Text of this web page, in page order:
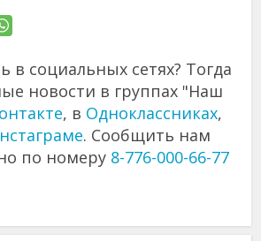
в социальных сетях? Тогда
новости в группах "Наш
, в Одноклассниках,
. Сообщить нам
по номеру 8-776-000-66-77